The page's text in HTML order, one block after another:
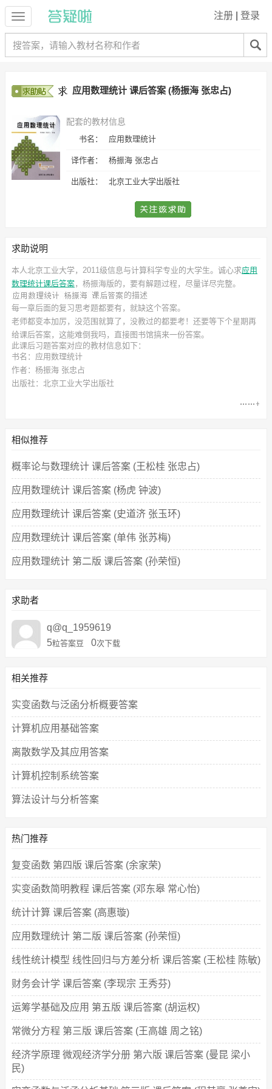
注册 登录
应用数理统计 课后答案 (杨振海 张忠占)
配套的教材信息
书名： 应用数理统计
译作者： 杨振海 张忠占
出版社： 北京工业大学出版社
求助说明
本人北京工业大学，2011级信息与计算科学专业的大学生。诚心求应用
数理统计课后答案，杨振海版的，要有解题过程，尽量详尽完整。
的描述
每一章后面的复习思考题都要有，就缺这个答案。
老师都变本加厉，没范围就算了，没教过的都要考！还要等下个星期再
给课后答案，这能难倒我吗，直接图书馆搞来一份答案。
此课后习题答案对应的教材信息如下：
书名：应用数理统计
作者：杨振海 张忠占
出版社：北京工业大学出版社
相似推荐
概率论与数理统计 课后答案 (王松桂 张忠占)
应用数理统计 课后答案 (杨虎 钟波)
应用数理统计 课后答案 (史道济 张玉环)
应用数理统计 课后答案 (单伟 张苏梅)
应用数理统计 第二版 课后答案 (孙荣恒)
求助者
q@q_1959619
5粒答案豆 0次下载
相关推荐
实变函数与泛函分析概要答案
计算机应用基础答案
离散数学及其应用答案
计算机控制系统答案
算法设计与分析答案
热门推荐
复变函数 第四版 课后答案 (余家荣)
实变函数简明教程 课后答案 (邓东皋 常心怡)
统计计算 课后答案 (高惠璇)
应用数理统计 第二版 课后答案 (孙荣恒)
线性统计模型 线性回归与方差分析 课后答案 (王松桂 陈敏)
财务会计学 课后答案 (李现宗 王秀芬)
运筹学基础及应用 第五版 课后答案 (胡运权)
常微分方程 第三版 课后答案 (王高雄 周之铭)
经济学原理 微观经济学分册 第六版 课后答案 (曼昆 梁小
民)